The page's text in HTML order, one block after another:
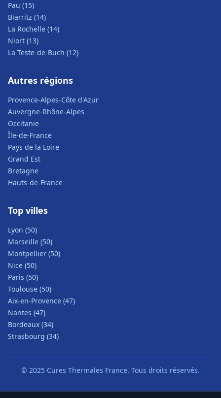
Pau (15)
Biarritz (14)
La Rochelle (14)
Niort (13)
La Teste-de-Buch (12)
Autres régions
Provence-Alpes-Côte d'Azur
Auvergne-Rhône-Alpes
Occitanie
Île-de-France
Pays de la Loire
Grand Est
Bretagne
Hauts-de-France
Top villes
Lyon (50)
Marseille (50)
Montpellier (50)
Nice (50)
Paris (50)
Toulouse (50)
Aix-en-Provence (47)
Nantes (47)
Bordeaux (34)
Strasbourg (34)
© 2025 Cures Thermales France. Tous droits réservés.